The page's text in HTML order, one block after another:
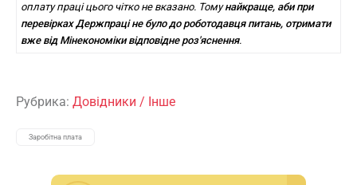
оплату праці цього чітко не вказано. Томунайкраще, аби при
перевірках Держпраці не було до роботодавця питань, отримати
вже від Мінекономіки відповідне роз'яснення.
Рубрика: Довідники / Інше
Заробітна плата